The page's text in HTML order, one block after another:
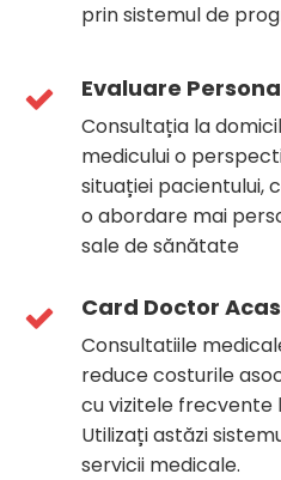
prin sistemul de
Evaluare
Consultația la
medicului o
situației pacientului,
o abordare mai
sale de sănătate
Card Doctor
Consultatiile
reduce costurile
cu vizitele frecvente
Utilizați astăzi
servicii medicale.